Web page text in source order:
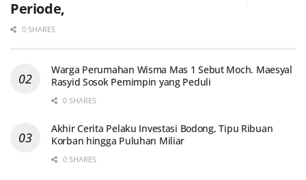
Periode,
0 SHARES
Warga Perumahan Wisma Mas 1 Sebut Moch. Maesyal
Rasyid Sosok Pemimpin yang Peduli
0 SHARES
Akhir Cerita Pelaku Investasi Bodong, Tipu Ribuan
Korban hingga Puluhan Miliar
0 SHARES